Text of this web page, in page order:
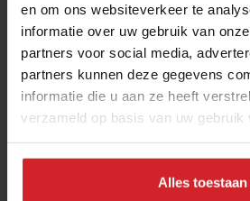
en om ons websiteverkeer te
informatie over uw gebruik van
partners voor social media,
partners kunnen deze gegevens
informatie die u aan ze heeft
verzameld op basis van uw gebruik
Alles toestaan
Groene Michelinster voor
horecaconcept in kas achteraf
“Zorgen om reserveringen op
Restaurants Chefs